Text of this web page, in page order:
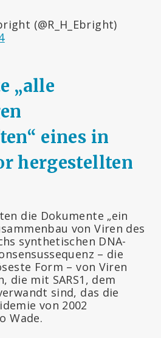
(@R_H_Ebright)
„alle
eines in
hergestellten
die Dokumente „ein
von Viren des
synthetischen DNA-
– die
Form – von Viren
die mit SARS1, dem
sind, das die
von 2002
Wade.